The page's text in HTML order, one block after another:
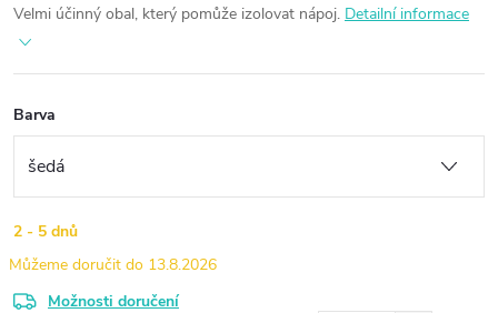
Velmi účinný obal, který pomůže izolovat nápoj. Detailní informace
Barva
2 - 5 dnů
13.8.2026
Možnosti doručení